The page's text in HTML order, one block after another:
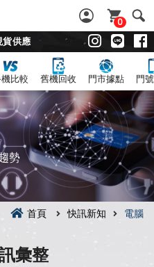
0
供應
比較 舊機回收 門市據點 門
勢
首頁 快訊新知 電腦
彙整